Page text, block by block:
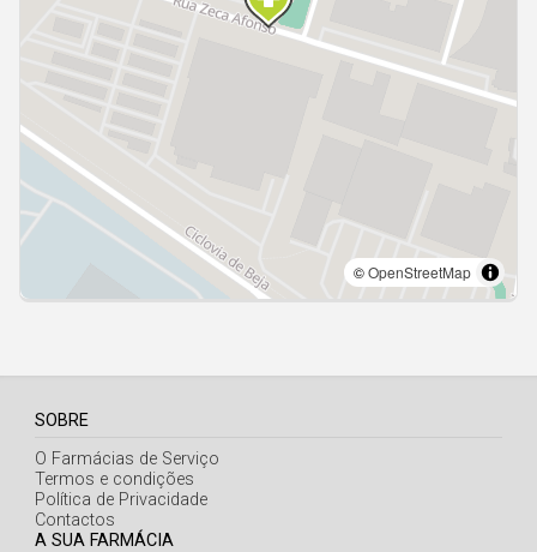
SOBRE
O Farmácias de Serviço
Termos e condições
Política de Privacidade
Contactos
A SUA FARMÁCIA